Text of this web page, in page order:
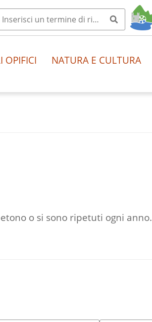
OPIFICI NATURA E CULTURA
o si sono ripetuti ogni anno.